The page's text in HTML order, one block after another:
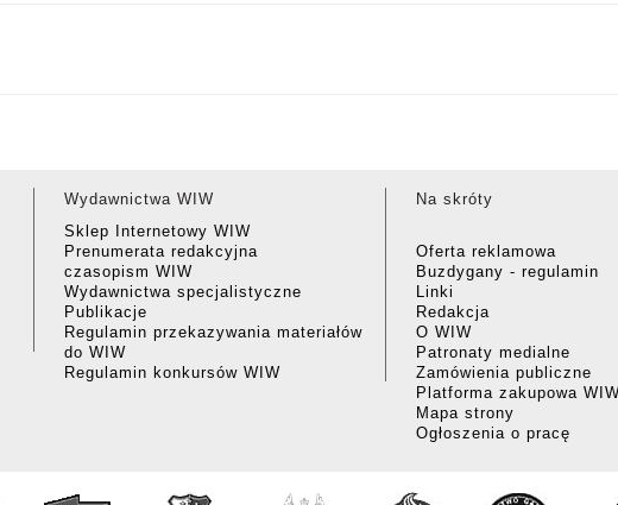
Wydawnictwa WIW
Sklep Internetowy WIW
Prenumerata redakcyjna
czasopism WIW
Wydawnictwa specjalistyczne
Publikacje
Regulamin przekazywania materiałów
do WIW
Regulamin konkursów WIW
Na skróty
Oferta reklamowa
Buzdygany - regulamin
Linki
Redakcja
O WIW
Patronaty medialne
Zamówienia publiczne
Platforma zakupowa WIW
Mapa strony
Ogłoszenia o pracę